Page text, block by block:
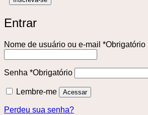
Entrar
Nome de usuário ou e-mail *Obrigatório
Senha *Obrigatório
Lembre-me Acessar
Perdeu sua senha?